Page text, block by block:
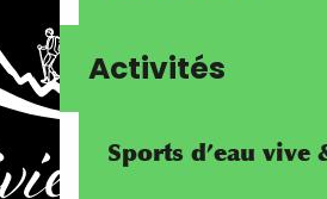
Activités
Sports d’eau vive